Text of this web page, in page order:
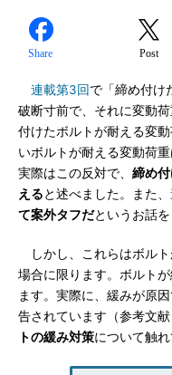
Share Post
連載第3回で「締め付け
破断寸前で、それに変動
付けたボルトが耐える変
いボルトが耐える変動荷
実際はこの反対で、 締め
えると述べました。また、
て案外タフだというお話を
しかし、これらはボル
場合に限ります。ボルト
ます。実際に、緩みが原
告されています（参考文献
トの緩み対策について触